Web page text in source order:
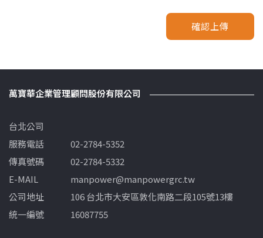
確認上傳
萬寶華企業管理顧問股份有限公司
台北公司
服務電話
02-2784-5352
傳真號碼
02-2784-5332
E-MAIL
manpower@manpowergrc.tw
公司地址
106 台北市大安區敦化南路二段105號13樓
統一編號
16087755